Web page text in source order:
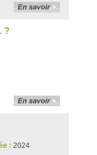
?
: 2024